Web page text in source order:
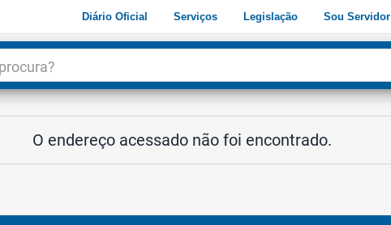
Diário Oficial Serviços Legislação Sou Servidor
O endereço acessado não foi encontrado.